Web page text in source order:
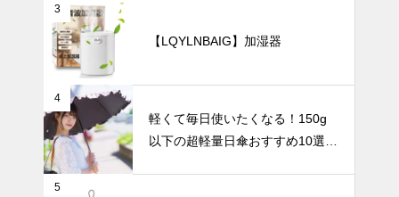
ホームパーテ
ィーを華やか
に彩る、おし
ゃれで可愛い
食器15選。
暑さ対策
3
【LQYLNBAIG】加湿器
4
軽くて毎日使いたくなる！150g
以下の超軽量日傘おすすめ10選
5